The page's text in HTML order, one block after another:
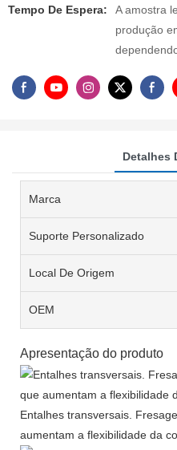
Tempo De Espera:
A amostra
produção
Detalhes
Marca
Suporte Personalizado
Local De Origem
OEM
Apresentação do produto
Entalhes transversais.
aumentam a flexibilidade da